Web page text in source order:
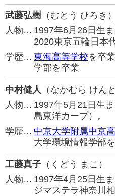
武藤弘樹（むとう ひろき）
人物… 1997年6月26日生
2020東京五輪日本
学歴… 東海高等学校を卒
学部を卒業
中村健人 （なかむら けんと
人物… 1997年5月21日生
島東洋カープ）。
学歴… 中京大学附属中京
大学環境情報学部
工藤真子 （くどう まこ）
人物… 1997年4月25日生
ジマステラ神奈川相